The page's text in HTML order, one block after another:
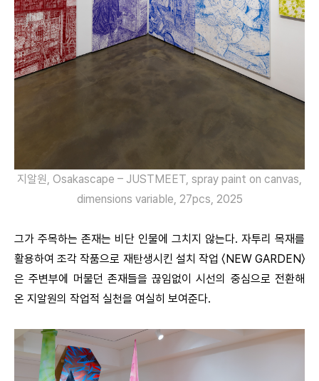
지알원, Osakascape – JUSTMEET, spray paint on canvas,
dimensions variable, 27pcs, 2025
그가 주목하는 존재는 비단 인물에 그치지 않는다. 자투리 목재를
활용하여 조각 작품으로 재탄생시킨 설치 작업 〈NEW GARDEN〉
은 주변부에 머물던 존재들을 끊임없이 시선의 중심으로 전환해
온 지알원의 작업적 실천을 여실히 보여준다.